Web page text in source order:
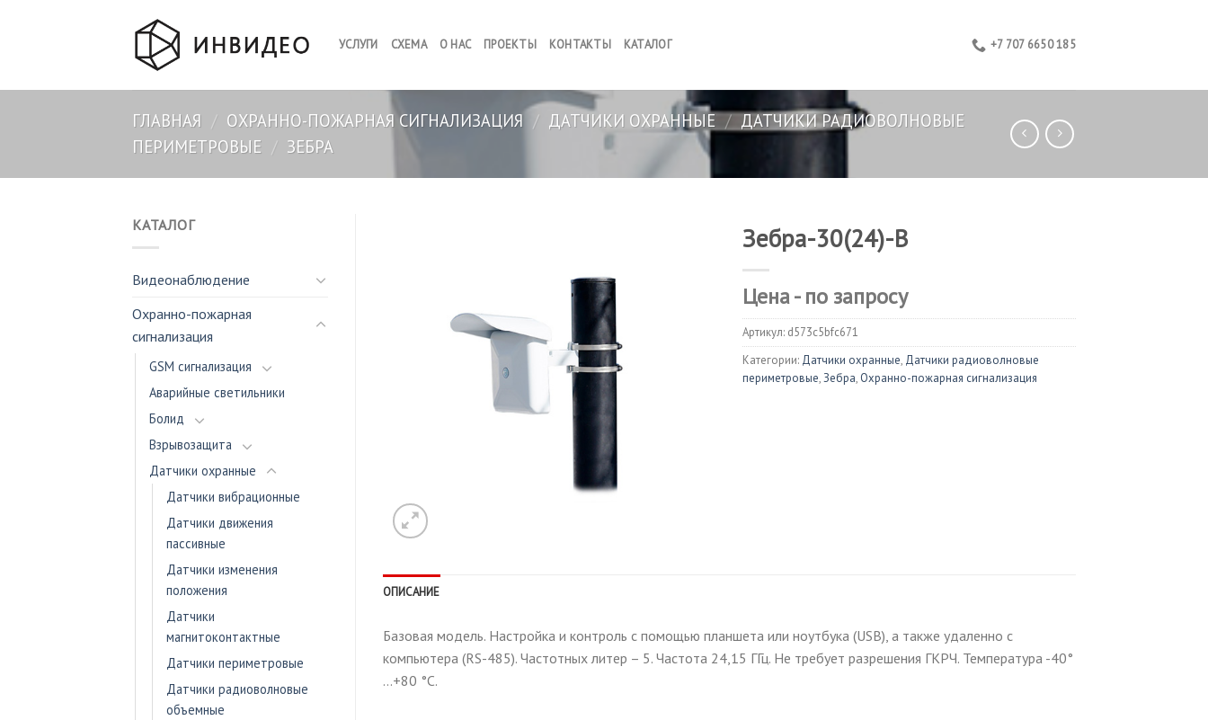
УСЛУГИ СХЕМА О НАС ПРОЕКТЫ КОНТАКТЫ КАТАЛОГ +7 707 6650 185
ГЛАВНАЯ / ОХРАННО-ПОЖАРНАЯ СИГНАЛИЗАЦИЯ / ДАТЧИКИ ОХРАННЫЕ / ДАТЧИКИ РАДИОВОЛНОВЫЕ
ПЕРИМЕТРОВЫЕ / ЗЕБРА
КАТАЛОГ
Видеонаблюдение
Охранно-пожарная
сигнализация
GSM сигнализация
Аварийные светильники
Болид
Взрывозащита
Датчики охранные
Датчики вибрационные
Датчики движения
пассивные
Датчики изменения
положения
Датчики
магнитоконтактные
Датчики периметровые
Датчики радиоволновые
объемные
Зебра-30(24)-В
Цена - по запросу
Артикул: d573c5bfc671
Категории: Датчики охранные, Датчики радиоволновые
периметровые,Зебра, Охранно-пожарная сигнализация
ОПИСАНИЕ
Базовая модель. Настройка и контроль с помощью планшета или ноутбука (USB), а также удаленно с
компьютера (RS-485). Частотных литер – 5. Частота 24,15 ГГц. Не требует разрешения ГКРЧ. Температура -40°
…+80 °С.